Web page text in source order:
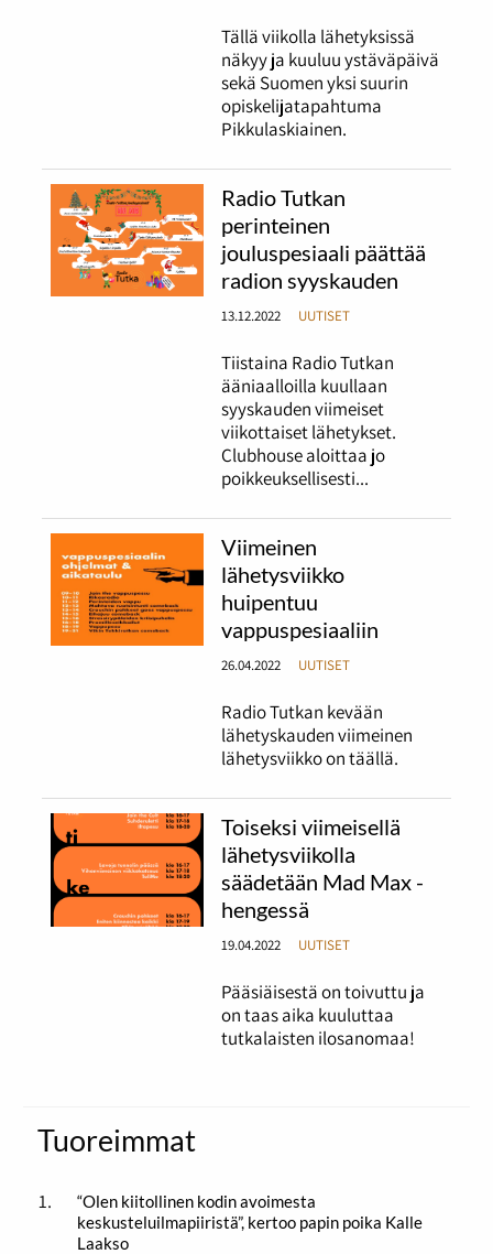
Tällä viikolla lähetyksissä
näkyy ja kuuluu ystäväpäivä
sekä Suomen yksi suurin
opiskelijatapahtuma
Pikkulaskiainen.
Radio Tutkan
perinteinen
jouluspesiaali päättää
radion syyskauden
13.12.2022 UUTISET
Tiistaina Radio Tutkan
ääniaalloilla kuullaan
syyskauden viimeiset
viikottaiset lähetykset.
Clubhouse aloittaa jo
poikkeuksellisesti...
Viimeinen
lähetysviikko
huipentuu
vappuspesiaaliin
26.04.2022 UUTISET
Radio Tutkan kevään
lähetyskauden viimeinen
lähetysviikko on täällä.
Toiseksi viimeisellä
lähetysviikolla
säädetään Mad Max -
hengessä
19.04.2022 UUTISET
Pääsiäisestä on toivuttu ja
on taas aika kuuluttaa
tutkalaisten ilosanomaa!
Tuoreimmat
“Olen kiitollinen kodin avoimesta
keskusteluilmapiiristä”, kertoo papin poika Kalle
Laakso